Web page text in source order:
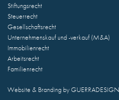
Stiftungsrecht
Steuerrecht
Gesellschaftsrecht
Unternehmenskauf und -verkauf (M&A)
Immobilienrecht
Arbeitsrecht
Familienrecht
Website & Branding byGUERRADESIGN